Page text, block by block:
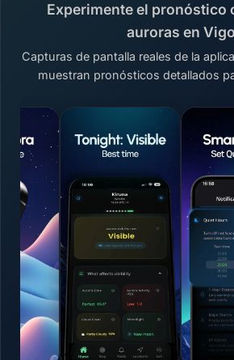
Experimente el pronóstico
auroras en Vigo
Capturas de pantalla reales de la
muestran pronósticos detallados